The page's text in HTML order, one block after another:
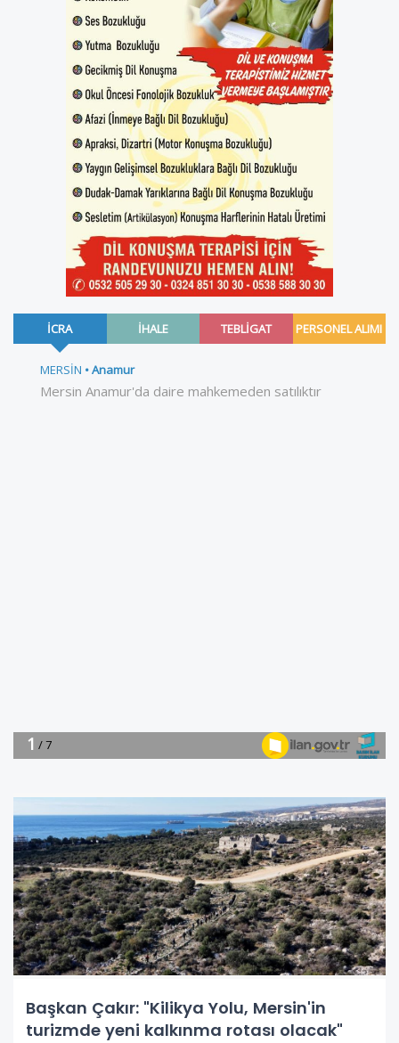
Başkan Çakır: "Kilikya Yolu, Mersin'in
turizmde yeni kalkınma rotası olacak"